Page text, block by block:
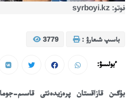
فوتو: syrboyi.kz
باسىپ شىعارۋ : 3779
ءبولىسۋ: